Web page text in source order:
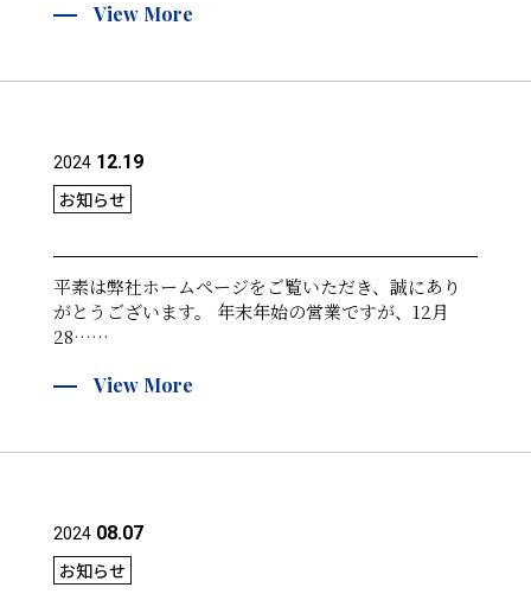
View More
2024 12.19
お知らせ
平素は弊社ホームページをご覧いただき、誠にあり
がとうございます。 年末年始の営業ですが、12月
28……
View More
2024 08.07
お知らせ